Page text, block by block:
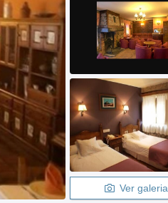
Ver galeria